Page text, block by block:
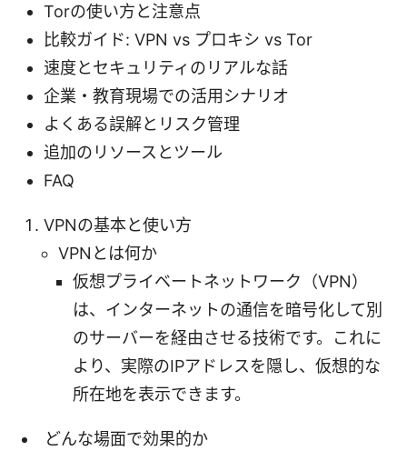
Torの使い方と注意点
比較ガイド: VPN vs プロキシ vs Tor
速度とセキュリティのリアルな話
企業・教育現場での活用シナリオ
よくある誤解とリスク管理
追加のリソースとツール
FAQ
VPNの基本と使い方
VPNとは何か
仮想プライベートネットワーク（VPN）
は、インターネットの通信を暗号化して別
のサーバーを経由させる技術です。これに
より、実際のIPアドレスを隠し、仮想的な
所在地を表示できます。
どんな場面で効果的か